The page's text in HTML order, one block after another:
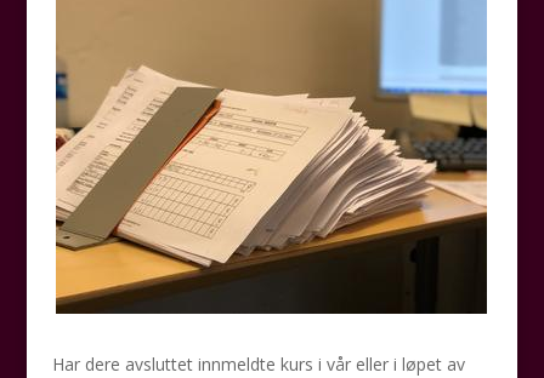
Har dere avsluttet innmeldte kurs i vår eller i løpet av